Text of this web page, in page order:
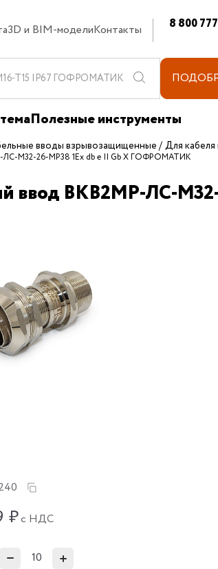
3D и BIM-моделиКонтакты 8 800
Полезные инструменты
вводы взрывозащищенные Для кабеля
ЛС-М32-26-МР38 1Ex db e II Gb X ГОФРОМАТИК
ввод ВКВ2МР-ЛС-
₽с НДС